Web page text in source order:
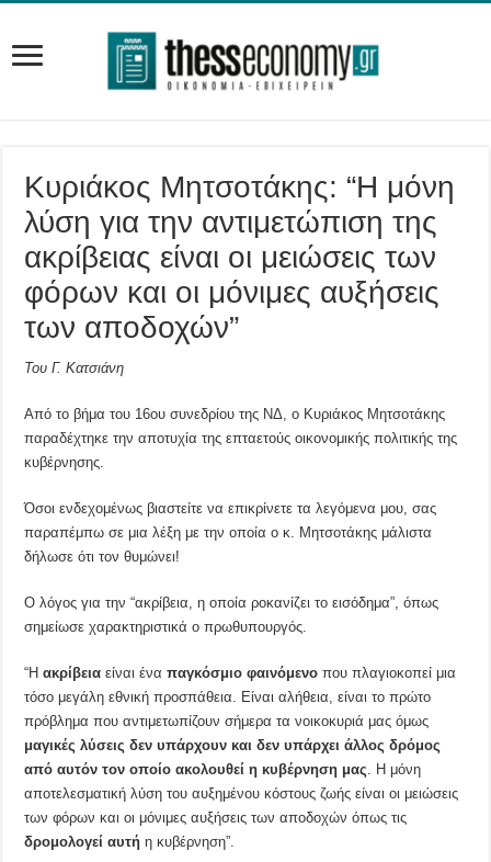
Κυριάκος Μητσοτάκης: “Η μόνη
λύση για την αντιμετώπιση της
ακρίβειας είναι οι μειώσεις των
φόρων και οι μόνιμες αυξήσεις
των αποδοχών”
Του Γ. Κατσιάνη
Από το βήμα του 16ου συνεδρίου της ΝΔ, ο Κυριάκος Μητσοτάκης
παραδέχτηκε την αποτυχία της επταετούς οικονομικής πολιτικής της
κυβέρνησης.
Όσοι ενδεχομένως βιαστείτε να επικρίνετε τα λεγόμενα μου, σας
παραπέμπω σε μια λέξη με την οποία ο κ. Μητσοτάκης μάλιστα
δήλωσε ότι τον θυμώνει!
Ο λόγος για την “ακρίβεια, η οποία ροκανίζει το εισόδημα”, όπως
σημείωσε χαρακτηριστικά ο πρωθυπουργός.
“Ηακρίβεια είναι έναπαγκόσμιο φαινόμενοπου πλαγιοκοπεί μια
τόσο μεγάλη εθνική προσπάθεια. Είναι αλήθεια, είναι το πρώτο
πρόβλημα που αντιμετωπίζουν σήμερα τα νοικοκυριά μας όμως
μαγικές λύσεις δεν υπάρχουν και δεν υπάρχει άλλος δρόμος
από αυτόν τον οποίο ακολουθεί η κυβέρνηση μας . Η μόνη
αποτελεσματική λύση του αυξημένου κόστους ζωής είναι οι μειώσεις
των φόρων και οι μόνιμες αυξήσεις των αποδοχών όπως τις
δρομολογεί αυτή η κυβέρνηση”.